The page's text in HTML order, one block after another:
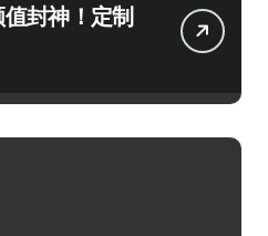
封神！定制